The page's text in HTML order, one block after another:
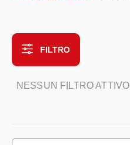
FILTRO
NESSUN FILTRO ATTIVO